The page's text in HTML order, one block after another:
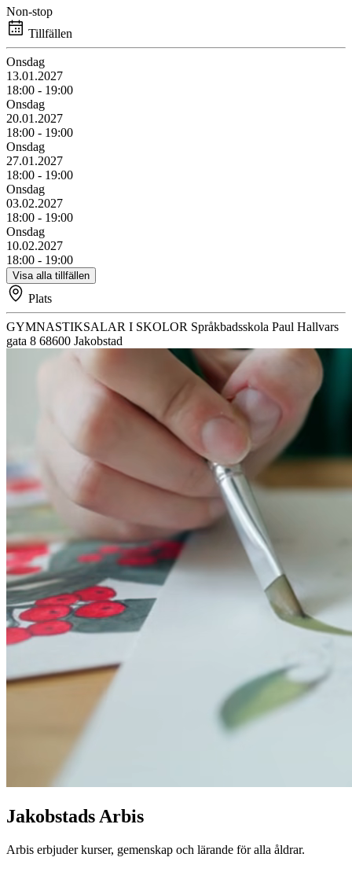
Non-stop
Tillfällen
Onsdag
13.01.2027
18:00 - 19:00
Onsdag
20.01.2027
18:00 - 19:00
Onsdag
27.01.2027
18:00 - 19:00
Onsdag
03.02.2027
18:00 - 19:00
Onsdag
10.02.2027
18:00 - 19:00
Visa alla tillfällen
Plats
GYMNASTIKSALAR I SKOLOR Språkbadsskola Paul Hallvars
gata 8 68600 Jakobstad
Jakobstads Arbis
Arbis erbjuder kurser, gemenskap och lärande för alla åldrar.